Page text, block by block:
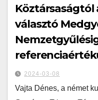
Köztársaságtól
választó
magyarországi
2024-03-08
Vajta Dénes, a német